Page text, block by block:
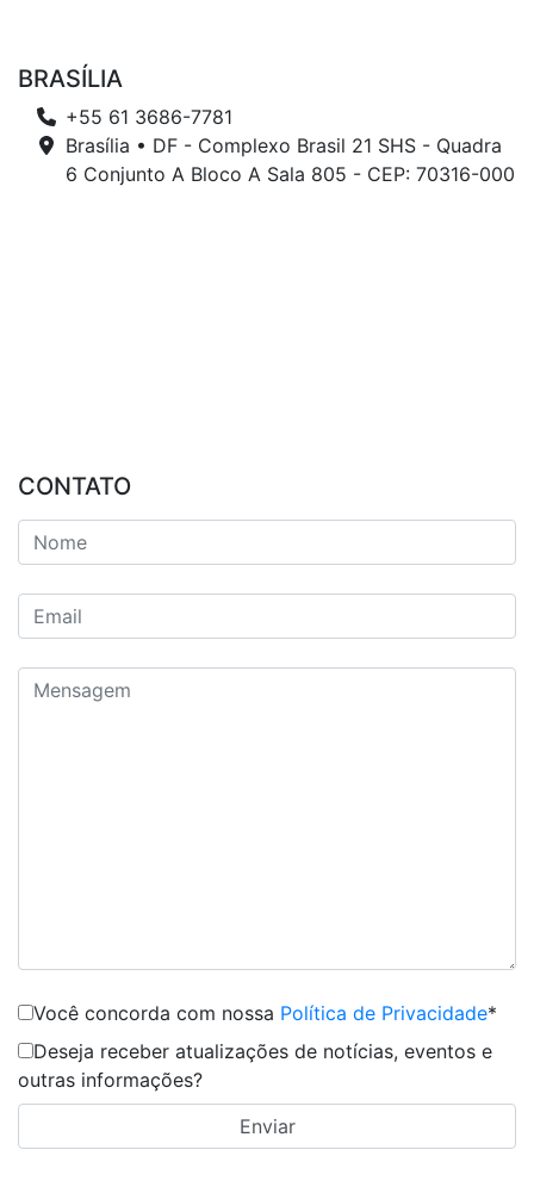
BRASÍLIA
+55 61 3686-7781
Brasília • DF - Complexo Brasil 21 SHS - Quadra
6 Conjunto A Bloco A Sala 805 - CEP: 70316-000
CONTATO
Você concorda com nossa Política de Privacidade*
Deseja receber atualizações de notícias, eventos e
outras informações?